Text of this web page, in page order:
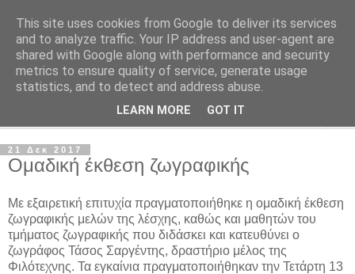
Φιλότεχνη Λέσχη Αχαρνών
Για την τέχνη και τον Πολιτισμό
21 Δεκ 2017
Ομαδική έκθεση ζωγραφικής
Με εξαιρετική επιτυχία πραγματοποιήθηκε η ομαδική έκθεση
ζωγραφικής μελών της λέσχης, καθώς και μαθητών του
τμήματος ζωγραφικής που διδάσκει και κατευθύνει ο
ζωγράφος Τάσος Σαργέντης, δραστήριο μέλος της
Φιλότεχνης. Τα εγκαίνια πραγματοποιήθηκαν την Τετάρτη 13
This site uses cookies from Google to deliver its services
and to analyze traffic. Your IP address and user-agent are
shared with Google along with performance and security
metrics to ensure quality of service, generate usage
statistics, and to detect and address abuse.
LEARN MORE GOT IT